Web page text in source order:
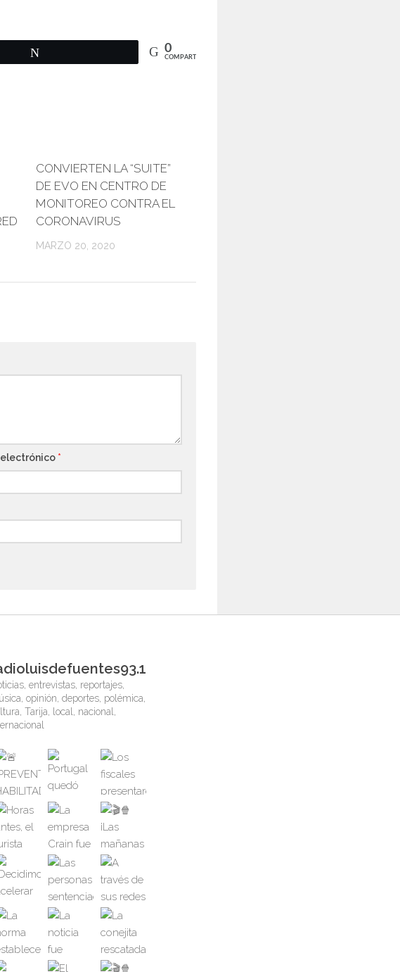
0
COMPARTIR
CONVIERTEN LA “SUITE”
DE EVO EN CENTRO DE
MONITOREO CONTRA EL
CORONAVIRUS
MARZO 20, 2020
*
entrevistas, reportajes,
opinión, deportes, polémica,
Tarija, local, nacional,